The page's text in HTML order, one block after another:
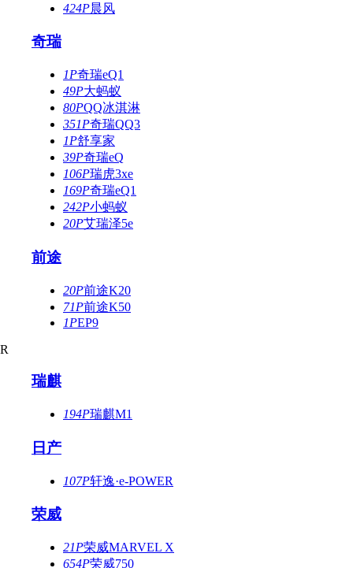
424P晨风
奇瑞
1P奇瑞eQ1
49P大蚂蚁
80PQQ冰淇淋
351P奇瑞QQ3
1P舒享家
39P奇瑞eQ
106P瑞虎3xe
169P奇瑞eQ1
242P小蚂蚁
20P艾瑞泽5e
前途
20P前途K20
71P前途K50
1PEP9
R
瑞麒
194P瑞麒M1
日产
107P轩逸·e-POWER
荣威
21P荣威MARVEL X
654P荣威750